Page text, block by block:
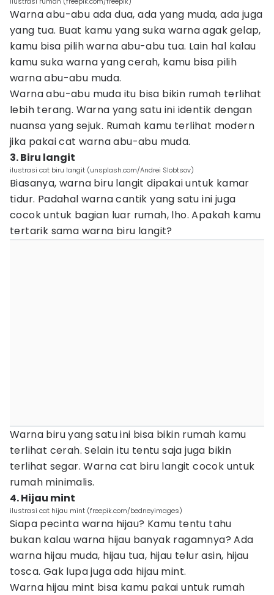
Warna abu-abu ada dua, ada yang muda, ada juga
yang tua. Buat kamu yang suka warna agak gelap,
kamu bisa pilih warna abu-abu tua. Lain hal kalau
kamu suka warna yang cerah, kamu bisa pilih
warna abu-abu muda.
Warna abu-abu muda itu bisa bikin rumah terlihat
lebih terang. Warna yang satu ini identik dengan
nuansa yang sejuk. Rumah kamu terlihat modern
jika pakai cat warna abu-abu muda.
3. Biru langit
ilustrasi cat biru langit (unsplash.com/Andrei Slobtsov)
Biasanya, warna biru langit dipakai untuk kamar
tidur. Padahal warna cantik yang satu ini juga
cocok untuk bagian luar rumah, lho. Apakah kamu
tertarik sama warna biru langit?
Warna biru yang satu ini bisa bikin rumah kamu
terlihat cerah. Selain itu tentu saja juga bikin
terlihat segar. Warna cat biru langit cocok untuk
rumah minimalis.
4. Hijau mint
ilustrasi cat hijau mint (freepik.com/bedneyimages)
Siapa pecinta warna hijau? Kamu tentu tahu
bukan kalau warna hijau banyak ragamnya? Ada
warna hijau muda, hijau tua, hijau telur asin, hijau
tosca. Gak lupa juga ada hijau mint.
Warna hijau mint bisa kamu pakai untuk rumah